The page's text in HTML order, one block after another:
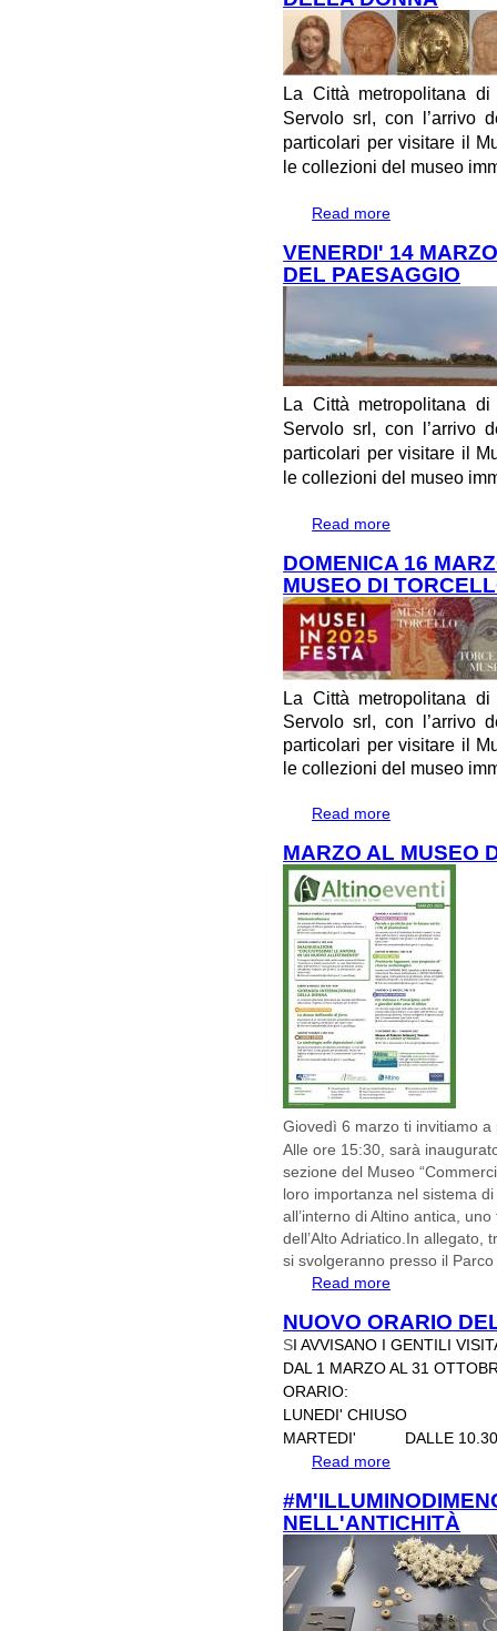
La Città metropolitana
Servolo srl, con l’arrivo
particolari per visitare il
le collezioni del museo
Read more
VENERDI' 14
DEL PAESAGGIO
La Città metropolitana
Servolo srl, con l’arrivo
particolari per visitare il
le collezioni del museo
Read more
DOMENICA 16
MUSEO DI
La Città metropolitana
Servolo srl, con l’arrivo
particolari per visitare il
le collezioni del museo
Read more
MARZO AL MUSEO
Giovedì 6 marzo ti invitiamo a
Alle ore 15:30 , sarà
sezione del Museo
loro importanza nel sistema
all’interno di Altino antica,
dell’Alto Adriatico. In allegato,
si svolgeranno presso il
Read more
NUOVO ORARIO
SI AVVISANO I GENTILI
DAL 1 MARZO AL 31
ORARIO:
LUNEDI' CHIUSO
MARTEDI' DALLE 10.30
Read more
NELL'ANTICHITÀ